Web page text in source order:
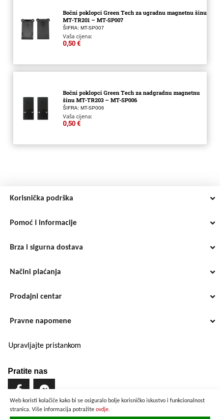
Web koristi kolačiće kako bi se osiguralo bolje korisničko iskustvo i funkcionalnost
stranica. Više informacija potražite ovdje.
Bočni poklopci Green Tech za ugradnu magnetnu šinu
MT-TR201 – MT-SP007
ŠIFRA: MT-SP007
Vaša cijena:
0,50 €
Bočni poklopci Green Tech za nadgradnu magnetnu
šinu MT-TR203 – MT-SP006
ŠIFRA: MT-SP006
Vaša cijena:
0,50 €
Korisnička podrška
Pomoć i informacije
Brza i sigurna dostava
Načini plaćanja
Prodajni centar
Pravne napomene
Upravljajte pristankom
Pratite nas
Brzo i sigurno plaćanje